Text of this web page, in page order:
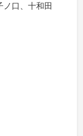
ノ口、十和田